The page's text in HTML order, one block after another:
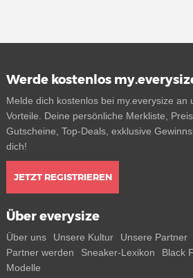
Werde kostenlos
Melde dich kostenlos bei my.everysize an
Vorteile. Deine persönliche Merkliste,
Gutscheine, Top-Deals, exklusive
dich!
JETZT REGISTRIEREN
Über everysize
Über uns Unsere Kultur Unsere Partner
Partner werden
Sneaker-Lexikon Black
Modelle